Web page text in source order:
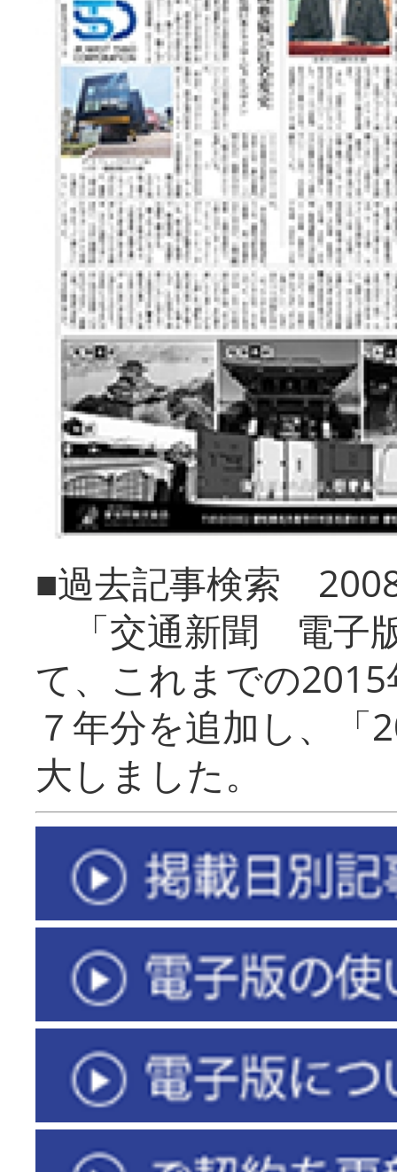
■過去記事検索
「交通新聞 電子
て、これまでの
７年分を追加し、「
大しまし